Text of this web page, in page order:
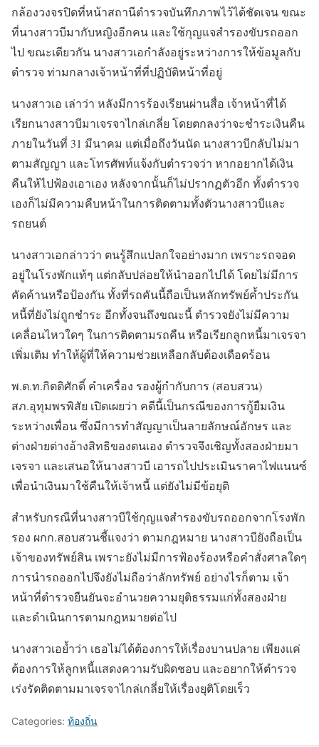
กล้องวงจรปิดที่หน้าสถานีตำรวจบันทึกภาพไว้ได้ชัดเจน ขณะ
ที่นางสาวบีมากับหญิงอีกคน และใช้กุญแจสำรองขับรถออก
ไป ขณะเดียวกัน นางสาวเอกำลังอยู่ระหว่างการให้ข้อมูลกับ
ตำรวจ ท่ามกลางเจ้าหน้าที่ที่ปฏิบัติหน้าที่อยู่
นางสาวเอ เล่าว่า หลังมีการร้องเรียนผ่านสื่อ เจ้าหน้าที่ได้
เรียกนางสาวบีมาเจรจาไกล่เกลี่ย โดยตกลงว่าจะชำระเงินคืน
ภายในวันที่ 31 มีนาคม แต่เมื่อถึงวันนัด นางสาวบีกลับไม่มา
ตามสัญญา และโทรศัพท์แจ้งกับตำรวจว่า หากอยากได้เงิน
คืนให้ไปฟ้องเอาเอง หลังจากนั้นก็ไม่ปรากฏตัวอีก ทั้งตำรวจ
เองก็ไม่มีความคืบหน้าในการติดตามทั้งตัวนางสาวบีและ
รถยนต์
นางสาวเอกล่าวว่า ตนรู้สึกแปลกใจอย่างมาก เพราะรถจอด
อยู่ในโรงพักแท้ๆ แต่กลับปล่อยให้นำออกไปได้ โดยไม่มีการ
คัดค้านหรือป้องกัน ทั้งที่รถคันนี้ถือเป็นหลักทรัพย์ค้ำประกัน
หนี้ที่ยังไม่ถูกชำระ อีกทั้งจนถึงขณะนี้ ตำรวจยังไม่มีความ
เคลื่อนไหวใดๆ ในการติดตามรถคืน หรือเรียกลูกหนี้มาเจรจา
เพิ่มเติม ทำให้ผู้ที่ให้ความช่วยเหลือกลับต้องเดือดร้อน
พ.ต.ท.กิตติศักดิ์ คำเครื่อง รองผู้กำกับการ (สอบสวน)
สภ.อุทุมพรพิสัย เปิดเผยว่า คดีนี้เป็นกรณีของการกู้ยืมเงิน
ระหว่างเพื่อน ซึ่งมีการทำสัญญาเป็นลายลักษณ์อักษร และ
ต่างฝ่ายต่างอ้างสิทธิของตนเอง ตำรวจจึงเชิญทั้งสองฝ่ายมา
เจรจา และเสนอให้นางสาวบี เอารถไปประเมินราคาไฟแนนซ์
เพื่อนำเงินมาใช้คืนให้เจ้าหนี้ แต่ยังไม่มีข้อยุติ
สำหรับกรณีที่นางสาวบีใช้กุญแจสำรองขับรถออกจากโรงพัก
รอง ผกก.สอบสวนชี้แจงว่า ตามกฎหมาย นางสาวบียังถือเป็น
เจ้าของทรัพย์สิน เพราะยังไม่มีการฟ้องร้องหรือคำสั่งศาลใดๆ
การนำรถออกไปจึงยังไม่ถือว่าลักทรัพย์ อย่างไรก็ตาม เจ้า
หน้าที่ตำรวจยืนยันจะอำนวยความยุติธรรมแก่ทั้งสองฝ่าย
และดำเนินการตามกฎหมายต่อไป
นางสาวเอย้ำว่า เธอไม่ได้ต้องการให้เรื่องบานปลาย เพียงแค่
ต้องการให้ลูกหนี้แสดงความรับผิดชอบ และอยากให้ตำรวจ
เร่งรัดติดตามมาเจรจาไกล่เกลี่ยให้เรื่องยุติโดยเร็ว
Categories: ท้องถิ่น